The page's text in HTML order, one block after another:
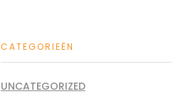
CATEGORIEËN
UNCATEGORIZED